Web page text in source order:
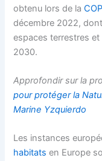
obtenu lors de la
décembre 2022,
espaces terrestres et
2030.
Approfondir sur la
pour protéger la
Marine Yzquierdo
Les instances
habitats en Europe